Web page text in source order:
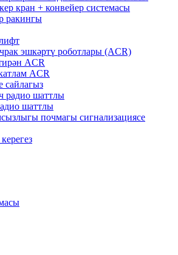
кран + конвейер системасы
ракингы
эшкәртү роботлары (ACR)
ACR
ACR
радио шаттлы
шаттлы
почмагы сигнализациясе